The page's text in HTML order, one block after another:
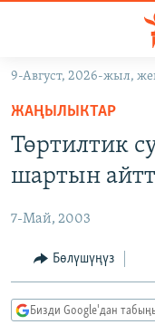
Навигацияга
өтүңүз
Издөөгө
салыңызКЫРГЫЗСТАН
ЭКОНОМИКА
МАДАНИЯТ
ДҮЙНӨ
БОРБОР АЗИЯ
УКРАИНА
АТАЙЫН ИЛИКТӨӨ
ТВ ПРОГРАММАЛАР
ЭКСПЕРТТЕР ТАЛДАЙТ
ӨЗГӨЧӨ ПИКИР
9-Август, 2026-жыл,
ЖАҢЫЛЫКТАР
Төртилтик
шартын
7-Май, 2003
Бөлүшүңүз
Бизди Google'дан